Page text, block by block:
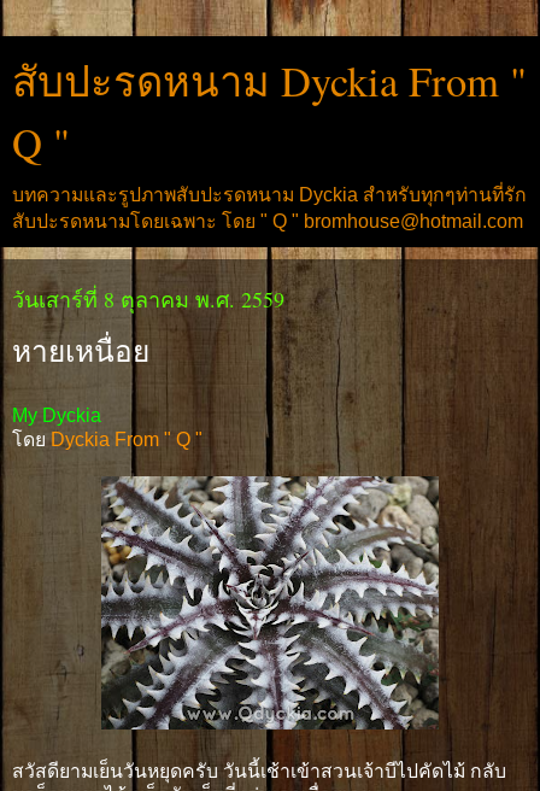
สับปะรดหนาม Dyckia From "
Q "
บทความและรูปภาพสับปะรดหนาม Dyckia สำหรับทุกๆท่านที่รัก
สับปะรดหนามโดยเฉพาะ โดย " Q " bromhouse@hotmail.com
วันเสาร์ที่ 8 ตุลาคม พ.ศ. 2559
หายเหนื่อย
My Dyckia
โดยDyckia From " Q "
สวัสดียามเย็นวันหยุดครับ วันนี้เช้าเข้าสวนเจ้าบีไปคัดไม้ กลับ